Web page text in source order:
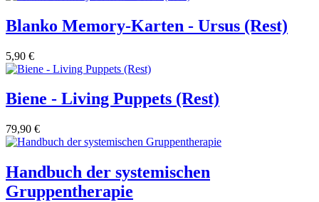
Blanko Memory-Karten - Ursus (Rest)
5,90 €
Biene - Living Puppets (Rest)
79,90 €
Handbuch der systemischen
Gruppentherapie